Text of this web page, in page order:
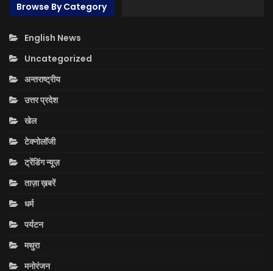
Browse By Category
English News
Uncategorized
अन्तराष्ट्रीय
उत्तर प्रदेश
खेल
टेक्नोलॉजी
ट्रेंडिंग न्यूज़
ताज़ा ख़बरें
धर्म
पर्यटन
मथुरा
मनोरंजन